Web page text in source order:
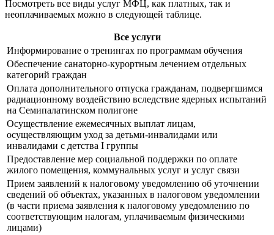
Посмотреть все виды услуг МФЦ, как платных, так и
неоплачиваемых можно в следующей таблице.
Все услуги
Информирование о тренингах по программам обучения
Обеспечение санаторно-курортным лечением отдельных
категорий граждан
Оплата дополнительного отпуска гражданам, подвергшимся
радиационному воздействию вследствие ядерных испытаний
на Семипалатинском полигоне
Осуществление ежемесячных выплат лицам,
осуществляющим уход за детьми-инвалидами или
инвалидами с детства I группы
Предоставление мер социальной поддержки по оплате
жилого помещения, коммунальных услуг и услуг связи
Прием заявлений к налоговому уведомлению об уточнении
сведений об объектах, указанных в налоговом уведомлении
(в части приема заявления к налоговому уведомлению по
соответствующим налогам, уплачиваемым физическими
лицами)